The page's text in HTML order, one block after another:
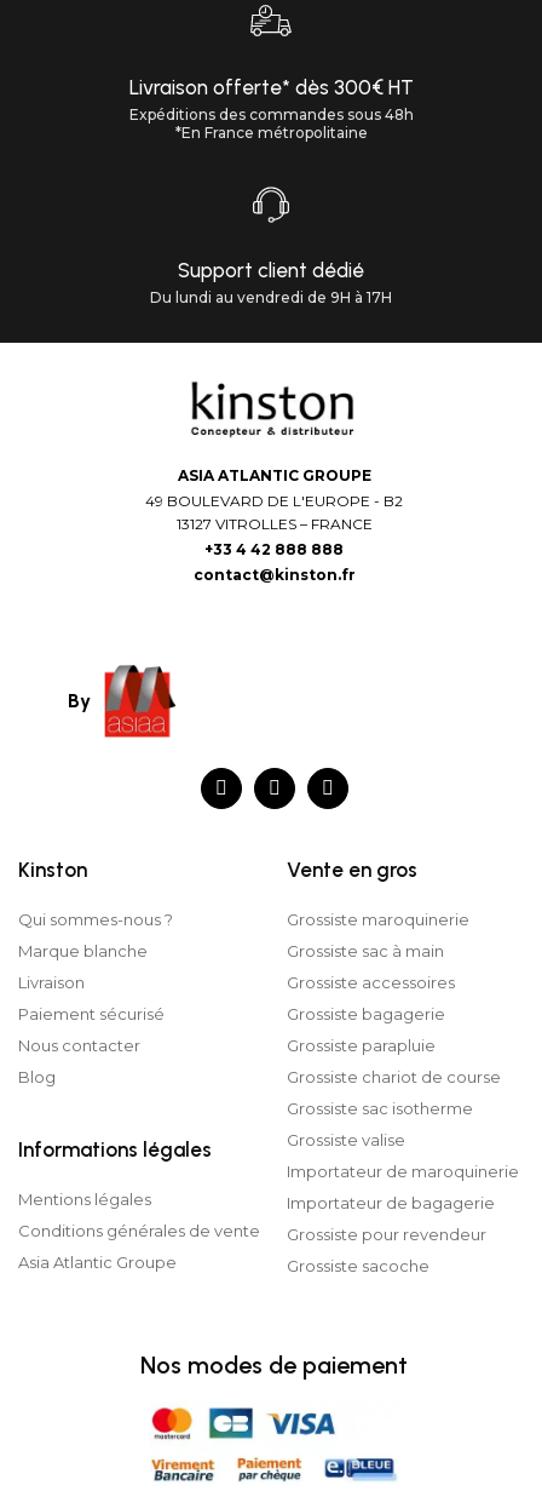
Livraison offerte* dès 300€ HT
Expéditions des commandes sous 48h
*En France métropolitaine
Support client dédié
Du lundi au vendredi de 9H à 17H
ASIA ATLANTIC GROUPE
49 BOULEVARD DE L'EUROPE - B2
13127 VITROLLES – FRANCE
+33 4 42 888 888
contact@kinston.fr
By
Kinston
Qui sommes-nous ?
Marque blanche
Livraison
Paiement sécurisé
Nous contacter
Blog
Informations légales
Mentions légales
Conditions générales de vente
Asia Atlantic Groupe
Vente en gros
Grossiste maroquinerie
Grossiste sac à main
Grossiste accessoires
Grossiste bagagerie
Grossiste parapluie
Grossiste chariot de course
Grossiste sac isotherme
Grossiste valise
Importateur de maroquinerie
Importateur de bagagerie
Grossiste pour revendeur
Grossiste sacoche
Nos modes de paiement